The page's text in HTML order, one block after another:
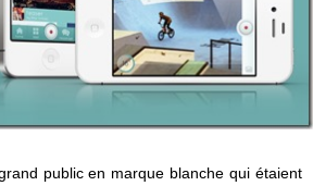
public en marque blanche qui étaient